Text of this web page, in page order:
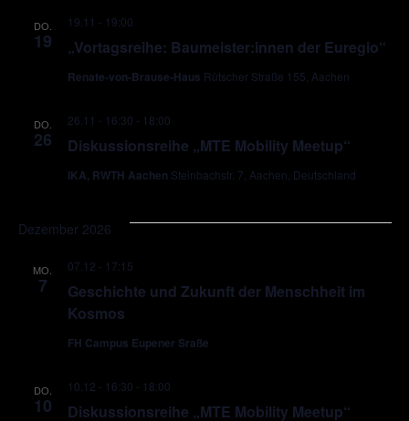
DO.
19 „Vortagsreihe: Baumeister:innen der Euregio“
19.11 - 19:00
Renate-von-Brause-Haus Rütscher Straße 155, Aachen
DO.
26 Diskussionsreihe „MTE Mobility Meetup“
26.11 - 16:30 - 18:00
IKA, RWTH Aachen Steinbachstr. 7, Aachen, Deutschland
Dezember 2026
MO.
7
Geschichte und Zukunft der Menschheit im
Kosmos
07.12 - 17:15
FH Campus Eupener Sraße
DO.
10 Diskussionsreihe „MTE Mobility Meetup“
10.12 - 16:30 - 18:00